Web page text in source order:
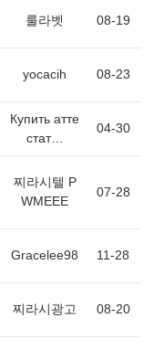
룰라벳 08-19
yocacih 08-23
Купить атте
стат…
04-30
찌라시텔 P
WMEEE
07-28
Gracelee98 11-28
찌라시광고 08-20